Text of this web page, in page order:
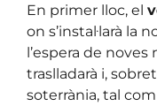
En primer lloc, el
on s’instal·larà la
l’espera de
traslladarà i,
soterrània, tal